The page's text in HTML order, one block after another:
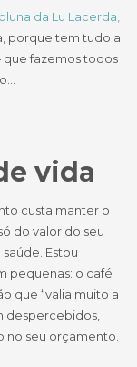
da Lu Lacerda,
porque tem tudo a
fazemos todos
vida
custa manter o
do valor do seu
Estou
pequenas: o café
que “valia muito a
despercebidos,
no seu orçamento.